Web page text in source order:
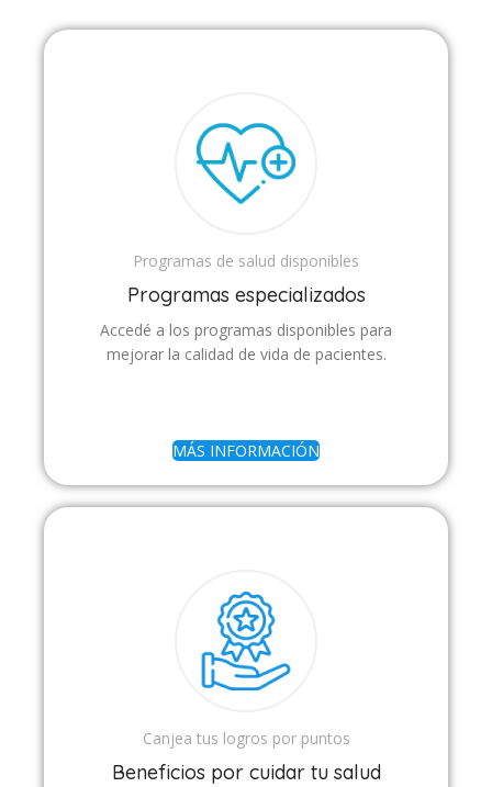
Programas de salud disponibles
Programas especializados
Accedé a los programas disponibles para
mejorar la calidad de vida de pacientes.
MÁS INFORMACIÓN
Canjea tus logros por puntos
Beneficios por cuidar tu salud